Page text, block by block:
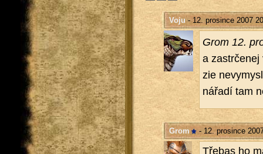
Voju- 12. prosince 2007
Grom 12.
a
zie
ná­řa­dí tam
Grom - 12. prosince
Tře­bas ho